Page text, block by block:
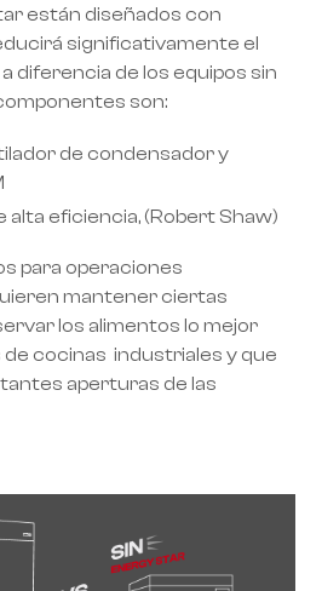
están diseñados con
significativamente el
diferencia de los equipos sin
son:
de condensador y
alta eficiencia, (Robert Shaw)
para operaciones
mantener ciertas
los alimentos lo mejor
de cocinas industriales y que
aperturas de las